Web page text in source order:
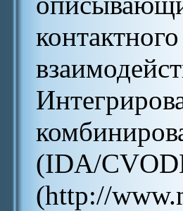
(IDA/
(http://